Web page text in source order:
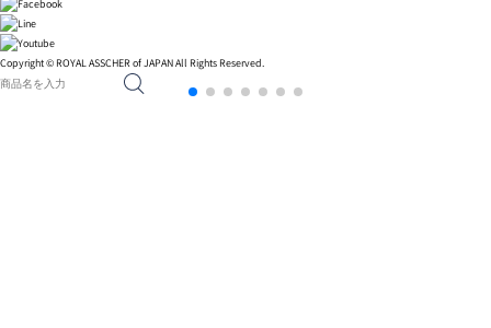
Copyright © ROYAL ASSCHER of JAPAN All Rights Reserved.